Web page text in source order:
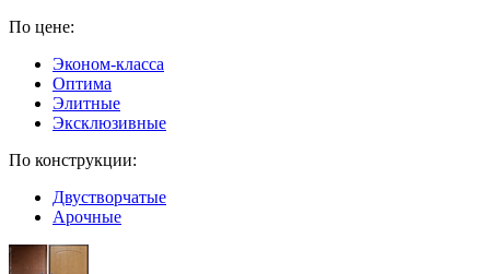
По цене:
Эконом-класса
Оптима
Элитные
Эксклюзивные
По конструкции:
Двустворчатые
Арочные